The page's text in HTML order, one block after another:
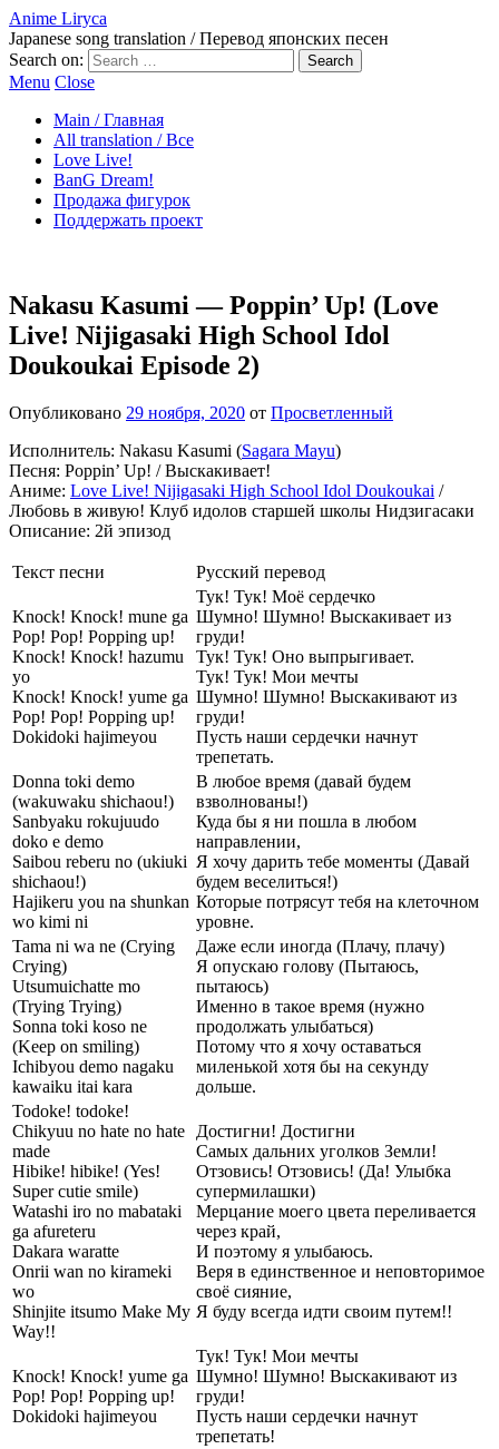
Anime Liryca
Japanese song translation / Перевод японских песен
Search on:
Menu Close
Main / Главная
All translation / Все
Love Live!
BanG Dream!
Продажа фигурок
Поддержать проект
Nakasu Kasumi — Poppin’ Up! (Love
Live! Nijigasaki High School Idol
Doukoukai Episode 2)
Опубликовано 29 ноября, 2020 от Просветленный
Исполнитель: Nakasu Kasumi (Sagara Mayu)
Песня: Poppin’ Up! / Выскакивает!
Аниме: Love Live! Nijigasaki High School Idol Doukoukai /
Любовь в живую! Клуб идолов старшей школы Нидзигасаки
Описание: 2й эпизод
Текст песни Русский перевод
Knock! Knock! mune ga
Pop! Pop! Popping up!
Knock! Knock! hazumu
yo
Knock! Knock! yume ga
Pop! Pop! Popping up!
Dokidoki hajimeyou
Тук! Тук! Моё сердечко
Шумно! Шумно! Выскакивает из
груди!
Тук! Тук! Оно выпрыгивает.
Тук! Тук! Мои мечты
Шумно! Шумно! Выскакивают из
груди!
Пусть наши сердечки начнут
трепетать.
Donna toki demo
(wakuwaku shichaou!)
Sanbyaku rokujuudo
doko e demo
Saibou reberu no (ukiuki
shichaou!)
Hajikeru you na shunkan
wo kimi ni
В любое время (давай будем
взволнованы!)
Куда бы я ни пошла в любом
направлении,
Я хочу дарить тебе моменты (Давай
будем веселиться!)
Которые потрясут тебя на клеточном
уровне.
Tama ni wa ne (Crying
Crying)
Utsumuichatte mo
(Trying Trying)
Sonna toki koso ne
(Keep on smiling)
Ichibyou demo nagaku
kawaiku itai kara
Даже если иногда (Плачу, плачу)
Я опускаю голову (Пытаюсь,
пытаюсь)
Именно в такое время (нужно
продолжать улыбаться)
Потому что я хочу оставаться
миленькой хотя бы на секунду
дольше.
Todoke! todoke!
Chikyuu no hate no hate
made
Hibike! hibike! (Yes!
Super cutie smile)
Watashi iro no mabataki
ga afureteru
Dakara waratte
Onrii wan no kirameki
wo
Shinjite itsumo Make My
Way!!
Достигни! Достигни
Самых дальних уголков Земли!
Отзовись! Отзовись! (Да! Улыбка
супермилашки)
Мерцание моего цвета переливается
через край,
И поэтому я улыбаюсь.
Веря в единственное и неповторимое
своё сияние,
Я буду всегда идти своим путем!!
Knock! Knock! yume ga
Pop! Pop! Popping up!
Dokidoki hajimeyou
Тук! Тук! Мои мечты
Шумно! Шумно! Выскакивают из
груди!
Пусть наши сердечки начнут
трепетать!